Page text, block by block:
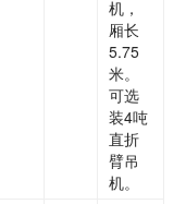
机，
厢长
5.75
米。
可选
装4吨
直折
臂吊
机。